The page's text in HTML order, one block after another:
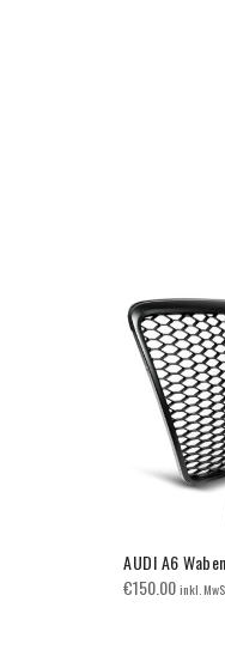
AUDI A6
€150.00inkl.